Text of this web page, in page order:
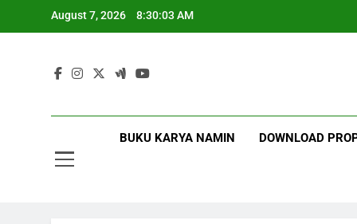
August 7, 2026 8:30:03 AM
BUKU KARYA NAMIN DOWNLOAD